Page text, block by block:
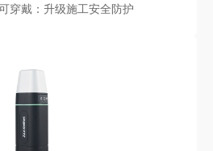
穿戴：升级施工安全防护